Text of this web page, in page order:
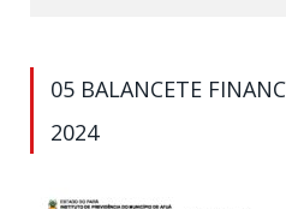
05 BALANCETE
2024